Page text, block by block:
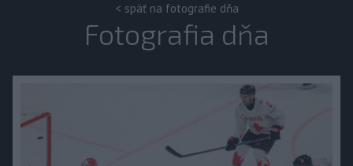
< späť na fotografie dňa
Fotografia dňa